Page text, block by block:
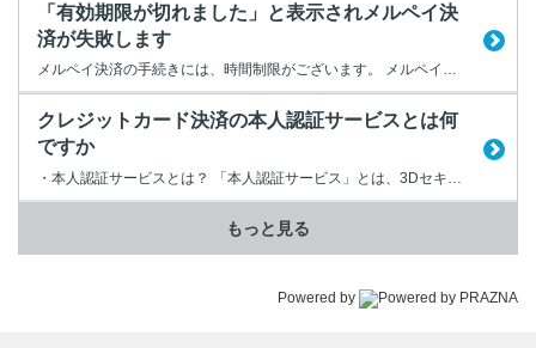
「有効期限が切れました」と表示されメルペイ決
済が失敗します
メルペイ決済の手続きには、時間制限がございます。 メルペイの決済画面に進みましたら、20分以内に手続きを完了させてください。
クレジットカード決済の本人認証サービスとは何
ですか
もっと見る
Powered by